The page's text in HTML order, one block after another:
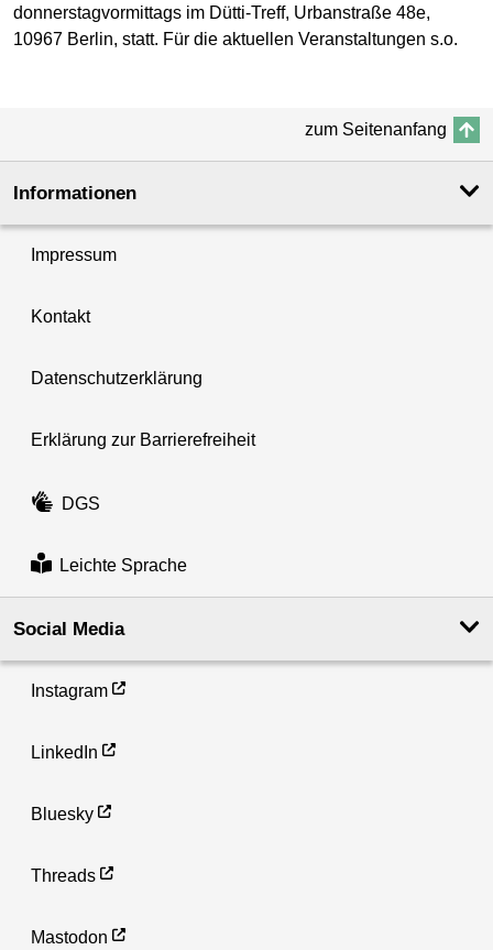
donnerstagvormittags im Dütti-Treff, Urbanstraße 48e,
10967 Berlin, statt. Für die aktuellen Veranstaltungen s.o.
zum Seitenanfang
Informationen
Impressum
Kontakt
Datenschutzerklärung
Erklärung zur Barrierefreiheit
DGS
Leichte Sprache
Social Media
Instagram
LinkedIn
Bluesky
Threads
Mastodon